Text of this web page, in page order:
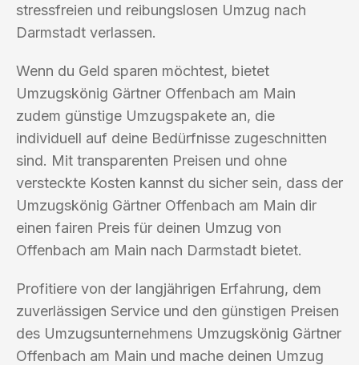
stressfreien und reibungslosen Umzug nach
Darmstadt verlassen.
Wenn du Geld sparen möchtest, bietet
Umzugskönig Gärtner Offenbach am Main
zudem günstige Umzugspakete an, die
individuell auf deine Bedürfnisse zugeschnitten
sind. Mit transparenten Preisen und ohne
versteckte Kosten kannst du sicher sein, dass der
Umzugskönig Gärtner Offenbach am Main dir
einen fairen Preis für deinen Umzug von
Offenbach am Main nach Darmstadt bietet.
Profitiere von der langjährigen Erfahrung, dem
zuverlässigen Service und den günstigen Preisen
des Umzugsunternehmens Umzugskönig Gärtner
Offenbach am Main und mache deinen Umzug